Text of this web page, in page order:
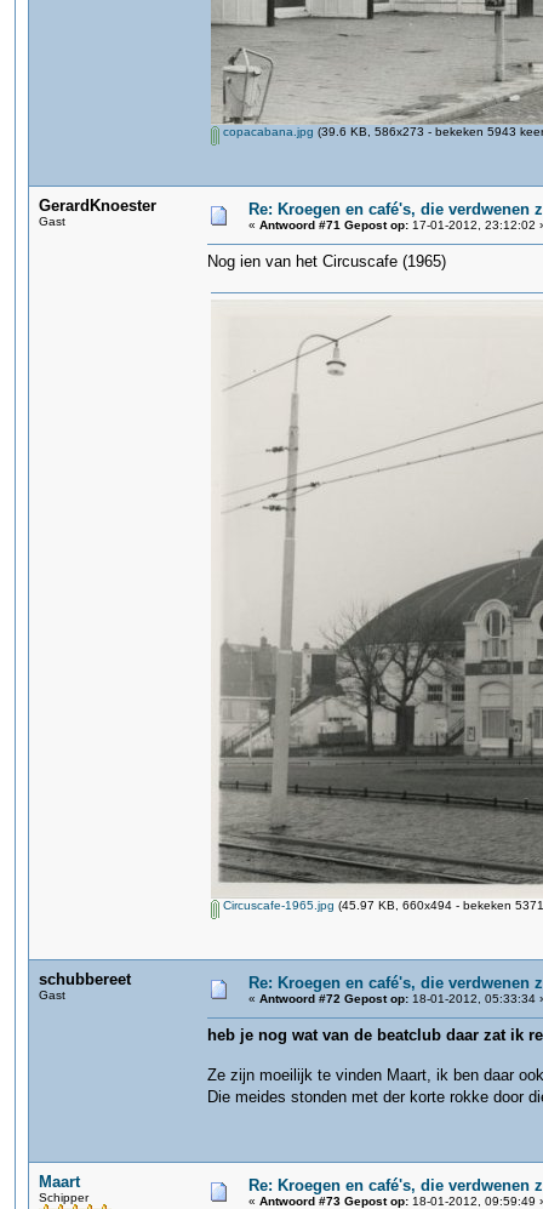
copacabana.jpg (39.6 KB, 586x273 - bekeken 5943
GerardKnoester
Gast
Re: Kroegen en café's, die verdwenen
« Antwoord #71 Gepost op: 17-01-2012, 23:12:02
Nog ien van het Circuscafe (1965)
Circuscafe-1965.jpg (45.97 KB, 660x494 - bekeken
schubbereet
Gast
Re: Kroegen en café's, die verdwenen
« Antwoord #72 Gepost op: 18-01-2012, 05:33:34
heb je nog wat van de beatclub daar zat ik
Ze zijn moeilijk te vinden Maart, ik ben daar
Die meides stonden met der korte rokke door
Maart
Schipper
Re: Kroegen en café's, die verdwenen
« Antwoord #73 Gepost op: 18-01-2012, 09:59:49